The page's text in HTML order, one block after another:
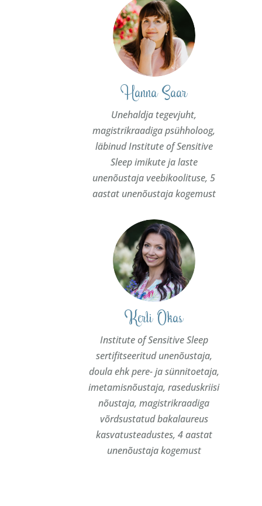
Hanna Saar
Unehaldja tegevjuht,
magistrikraadiga psühholoog,
läbinud Institute of Sensitive
Sleep imikute ja laste
unenõustaja veebikoolituse, 5
aastat unenõustaja kogemust
Kerli Okas
Institute of Sensitive Sleep
sertifitseeritud unenõustaja,
doula ehk pere- ja sünnitoetaja,
imetamisnõustaja, raseduskriisi
nõustaja, magistrikraadiga
võrdsustatud bakalaureus
kasvatusteadustes, 4 aastat
unenõustaja kogemust